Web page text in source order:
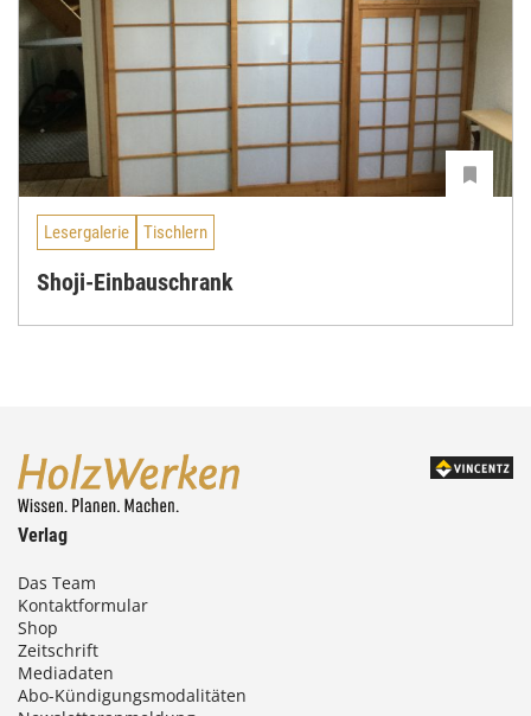
Lesergalerie Tischlern
Shoji-Einbauschrank
Verlag
Das Team
Kontaktformular
Shop
Zeitschrift
Mediadaten
Abo-Kündigungsmodalitäten